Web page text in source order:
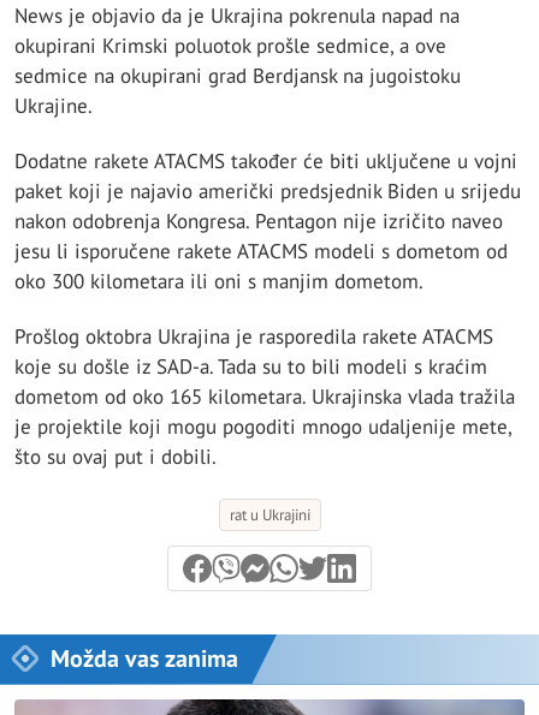
News je objavio da je Ukrajina pokrenula napad na
okupirani Krimski poluotok prošle sedmice, a ove
sedmice na okupirani grad Berdjansk na jugoistoku
Ukrajine.
Dodatne rakete ATACMS također će biti uključene u vojni
paket koji je najavio američki predsjednik Biden u srijedu
nakon odobrenja Kongresa. Pentagon nije izričito naveo
jesu li isporučene rakete ATACMS modeli s dometom od
oko 300 kilometara ili oni s manjim dometom.
Prošlog oktobra Ukrajina je rasporedila rakete ATACMS
koje su došle iz SAD-a. Tada su to bili modeli s kraćim
dometom od oko 165 kilometara. Ukrajinska vlada tražila
je projektile koji mogu pogoditi mnogo udaljenije mete,
što su ovaj put i dobili.
rat u Ukrajini
Možda vas zanima